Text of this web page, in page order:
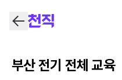
부산 전기 전체 교육